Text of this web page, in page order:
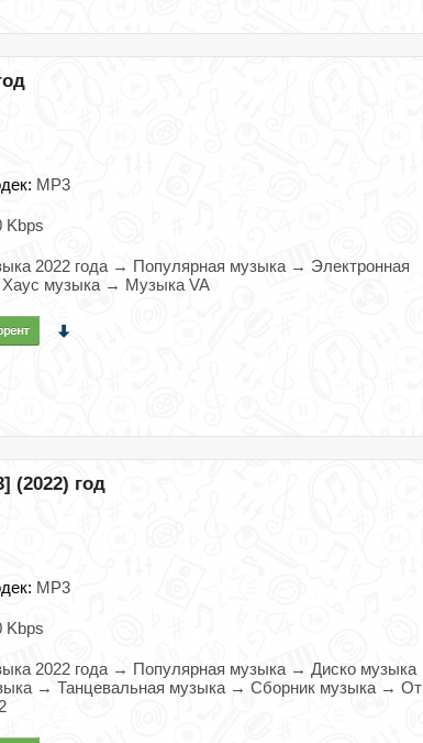
MP3
Kbps
2022 года → Популярная музыка → Электронная
музыка → Музыка VA
(2022) год
MP3
Kbps
2022 года → Популярная музыка → Диско музыка
→ Танцевальная музыка → Сборник музыка → От